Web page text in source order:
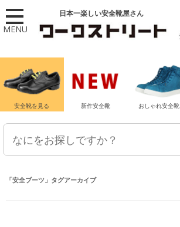
MENU
日本一楽しい安全靴屋さん
安全靴を見る 新作安全靴 おしゃれ安全靴
「安全ブーツ 」タグアーカイブ